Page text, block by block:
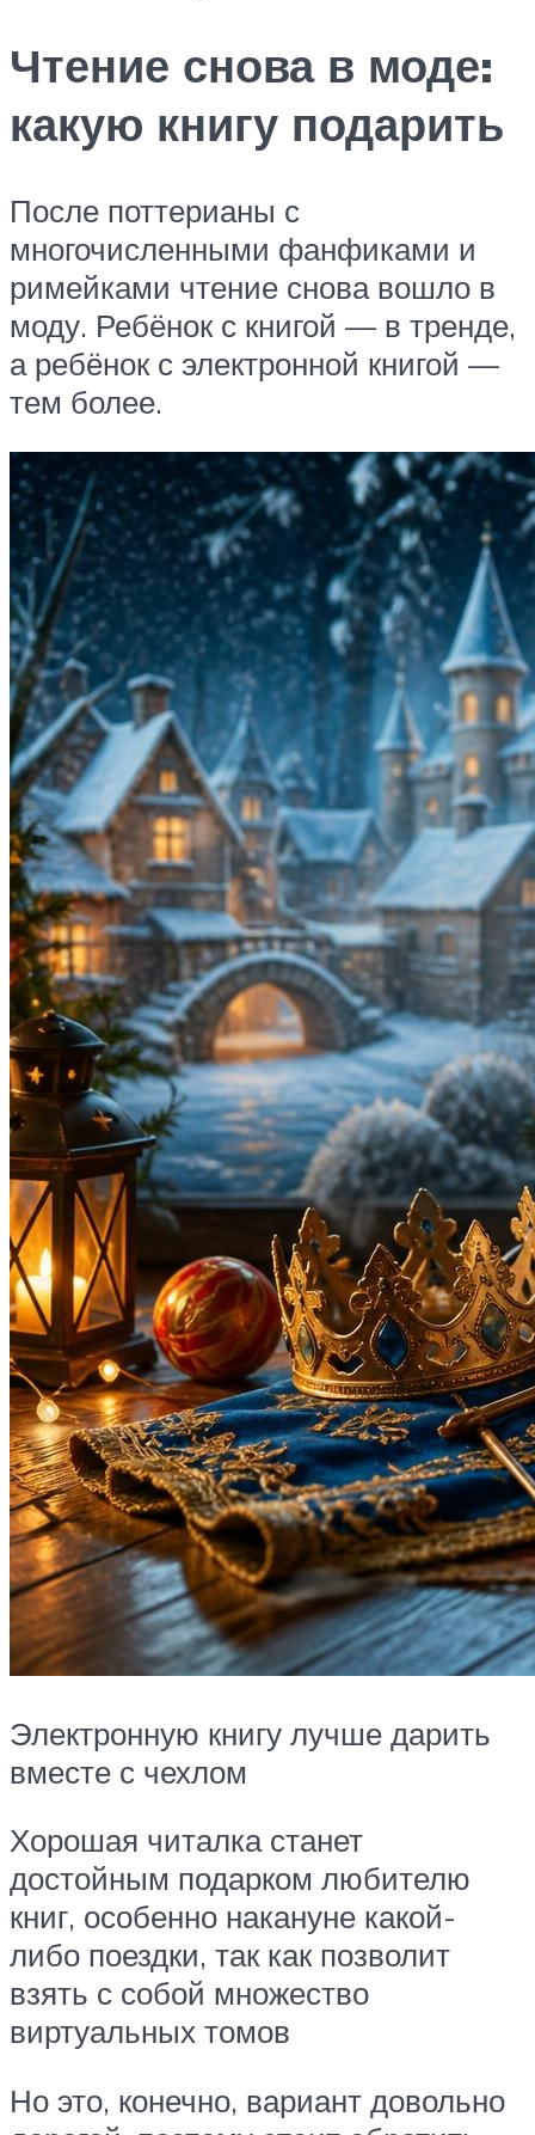
Чтение снова в моде:
какую книгу подарить
После поттерианы с
многочисленными фанфиками и
римейками чтение снова вошло в
моду. Ребёнок с книгой — в тренде,
а ребёнок с электронной книгой —
тем более.
Электронную книгу лучше дарить
вместе с чехлом
Хорошая читалка станет
достойным подарком любителю
книг, особенно накануне какой-
либо поездки, так как позволит
взять с собой множество
виртуальных томов
Но это, конечно, вариант довольно